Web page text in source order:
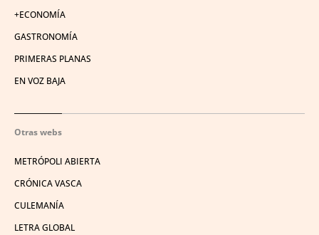
+ECONOMÍA
GASTRONOMÍA
PRIMERAS PLANAS
EN VOZ BAJA
Otras webs
METRÓPOLI ABIERTA
CRÓNICA VASCA
CULEMANÍA
LETRA GLOBAL